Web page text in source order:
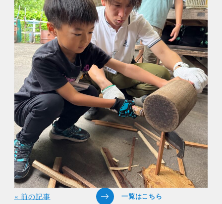
« 前の記事